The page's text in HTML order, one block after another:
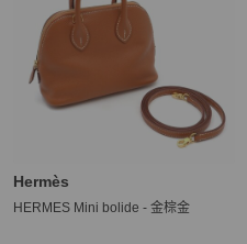
Hermès
HERMES Mini bolide - 金棕金